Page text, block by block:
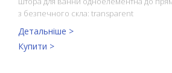
з безпечного скла: transparent
Детальніше >
Купити >